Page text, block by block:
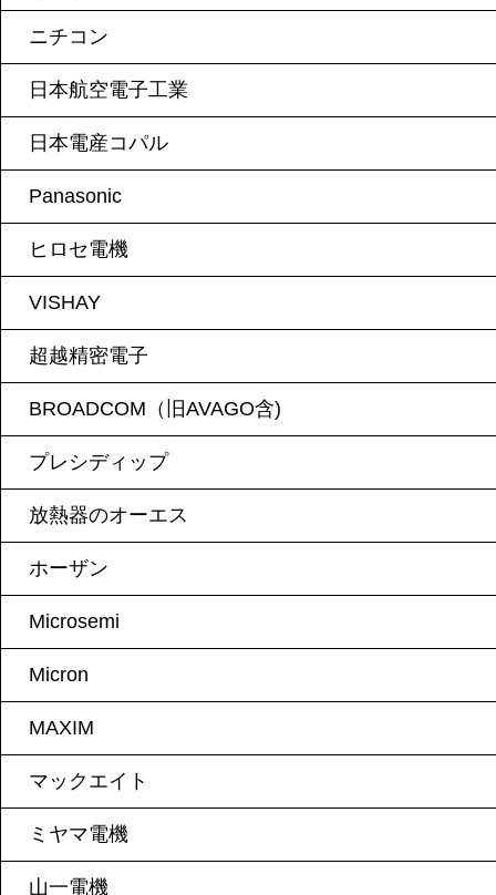
ニチコン
日本航空電子工業
日本電産コパル
Panasonic
ヒロセ電機
VISHAY
超越精密電子
BROADCOM（旧AVAGO含)
プレシディップ
放熱器のオーエス
ホーザン
Microsemi
Micron
MAXIM
マックエイト
ミヤマ電機
山一電機